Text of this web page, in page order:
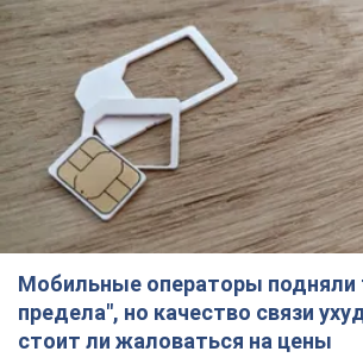
Мобильные операторы
предела", но качество связи
стоит ли жаловаться на цены